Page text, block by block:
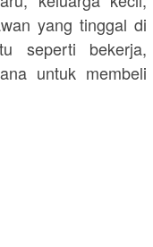
yang tinggal di
seperti bekerja,
untuk membeli